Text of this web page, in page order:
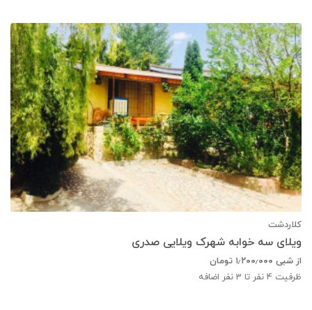
کلاردشت
ویلای سه خوابه شهرک ویلایی صدری
از شبی ۱٫۲۰۰٫۰۰۰ تومان
ظرفیت 4 نفر تا 3 نفر اضافه